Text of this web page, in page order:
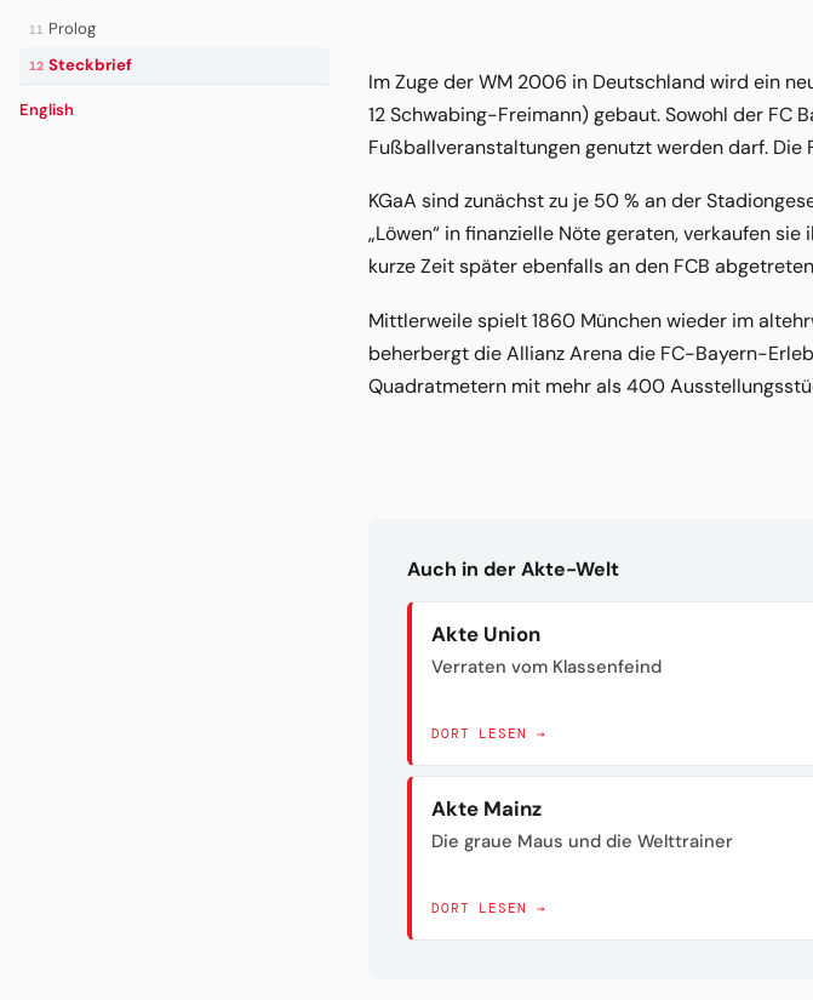
11 Prolog
12 Steckbrief
English
Im Zuge der WM 2006 in Deutschland wird ein
12 Schwabing-Freimann) gebaut. Sowohl der FC
Fußballveranstaltungen genutzt werden darf. Die
KGaA sind zunächst zu je 50 % an der
„Löwen“ in finanzielle Nöte geraten, verkaufen
kurze Zeit später ebenfalls an den FCB
Mittlerweile spielt 1860 München wieder im
beherbergt die Allianz Arena die FC-Bayern-
Quadratmetern mit mehr als 400
Auch in der Akte-Welt
Akte Union
Verraten vom Klassenfeind
DORT LESEN →
Akte Mainz
Die graue Maus und die Welttrainer
DORT LESEN →